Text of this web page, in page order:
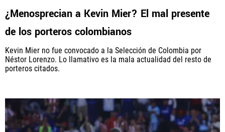
¿Menosprecian a Kevin Mier? El mal presente
de los porteros colombianos
Kevin Mier no fue convocado a la Selección de Colombia por
Néstor Lorenzo. Lo llamativo es la mala actualidad del resto de
porteros citados.